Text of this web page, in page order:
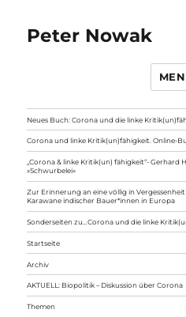
Peter Nowak
Neues Buch: Corona und die linke
Corona und linke Kritik(un)fähigkeit. Online-
„Corona & linke Kritik(un) fähigkeit“- Gerhard
»Schwurbelei«
Zur Erinnerung an eine völlig in
Karawane indischer Bauer*innen in Europa
Sonderseiten zu…Corona und die linke
Startseite
Archiv
AKTUELL: Biopolitik – Diskussion über Corona
Themen